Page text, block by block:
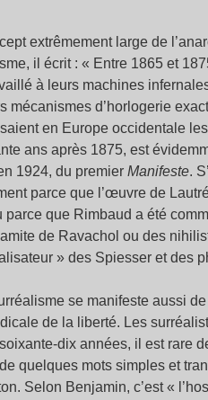
extrêmement large de
il écrit : « Entre 1865 et
à leurs machines
d’horlogerie
en Europe occidentale
ans après 1875, est
1924, du premier Manifeste.
parce que l’œuvre de
que Rimbaud a été
de Ravachol ou des
» des Spiesser et des
se manifeste aussi
de la liberté. Les
dix années, il est rare
quelques mots simples et
Selon Benjamin, c’est «